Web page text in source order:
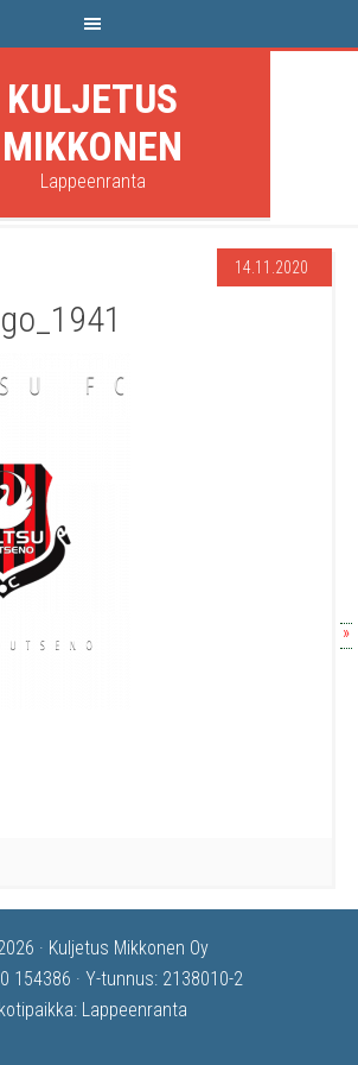
KULJETUS
MIKKONEN
Lappeenranta
14.11.2020
· Kuljetus Mikkonen Oy
154386 · Y-tunnus: 2138010-2
kotipaikka: Lappeenranta
»